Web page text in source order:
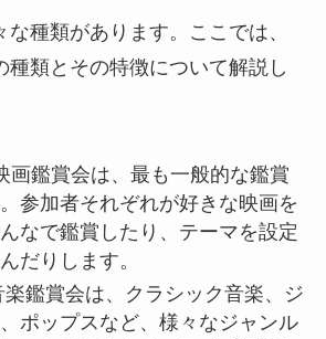
種類があります。ここでは、
種類とその特徴について解説し
画鑑賞会は、最も一般的な鑑賞
参加者それぞれが好きな映画を
なで鑑賞したり、テーマを設定
だりします。
鑑賞会は、クラシック音楽、ジ
ポップスなど、様々なジャンル